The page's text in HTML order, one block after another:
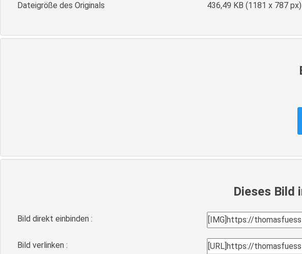
Dateigröße des Originals 436,49 KB (1181 x 787 px)
Dieses Bild
Bild direkt einbinden :
Bild verlinken :